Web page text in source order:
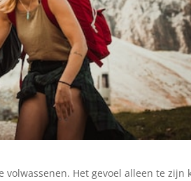
Het gevoel alleen te zijn